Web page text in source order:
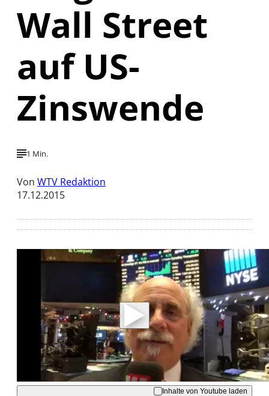
Wall Street
auf US-
Zinswende
1 Min.
Von WTV Redaktion
17.12.2015
Mit der Wiedergabe dieses Videos werden
Daten an Youtube übertragen.
Hinweise dazu erhalten Sie in derDatenschutzerklärung
Akzeptieren
Inhalte von Youtube laden